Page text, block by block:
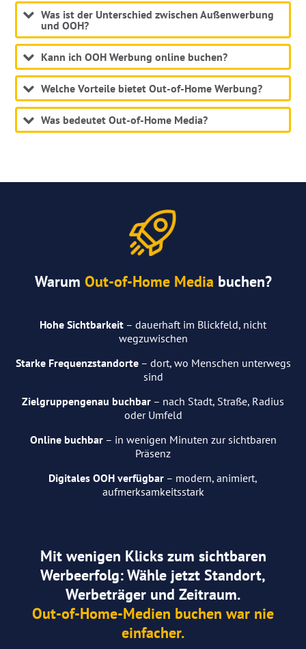
Was ist der Unterschied zwischen Außenwerbung
und OOH?
Kann ich OOH Werbung online buchen?
Welche Vorteile bietet Out-of-Home Werbung?
Was bedeutet Out-of-Home Media?
Warum Out-of-Home Media buchen?
Hohe Sichtbarkeit – dauerhaft im Blickfeld, nicht
wegzuwischen
Starke Frequenzstandorte– dort, wo Menschen unterwegs
sind
Zielgruppengenau buchbar – nach Stadt, Straße, Radius
oder Umfeld
Online buchbar– in wenigen Minuten zur sichtbaren
Präsenz
Digitales OOH verfügbar – modern, animiert,
aufmerksamkeitsstark
Mit wenigen Klicks zum sichtbaren
Werbeerfolg: Wähle jetzt Standort,
Werbeträger und Zeitraum.
Out-of-Home-Medien buchen war nie
einfacher.